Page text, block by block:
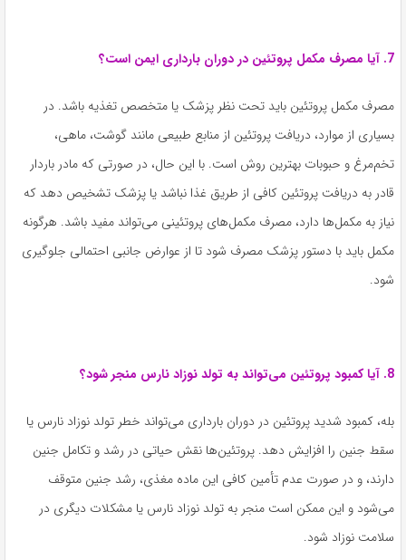
7. آیا مصرف مکمل پروتئین در دوران بارداری ایمن است؟
مصرف مکمل پروتئین باید تحت نظر پزشک یا متخصص تغذیه باشد. در
بسیاری از موارد، دریافت پروتئین از منابع طبیعی مانند گوشت، ماهی،
تخم‌مرغ و حبوبات بهترین روش است. با این حال، در صورتی که مادر باردار
قادر به دریافت پروتئین کافی از طریق غذا نباشد یا پزشک تشخیص دهد که
نیاز به مکمل‌ها دارد، مصرف مکمل‌های پروتئینی می‌تواند مفید باشد. هرگونه
مکمل باید با دستور پزشک مصرف شود تا از عوارض جانبی احتمالی جلوگیری
شود.
8. آیا کمبود پروتئین می‌تواند به تولد نوزاد نارس منجر شود؟
بله، کمبود شدید پروتئین در دوران بارداری می‌تواند خطر تولد نوزاد نارس یا
سقط جنین را افزایش دهد. پروتئین‌ها نقش حیاتی در رشد و تکامل جنین
دارند، و در صورت عدم تأمین کافی این ماده مغذی، رشد جنین متوقف
می‌شود و این ممکن است منجر به تولد نوزاد نارس یا مشکلات دیگری در
سلامت نوزاد شود.